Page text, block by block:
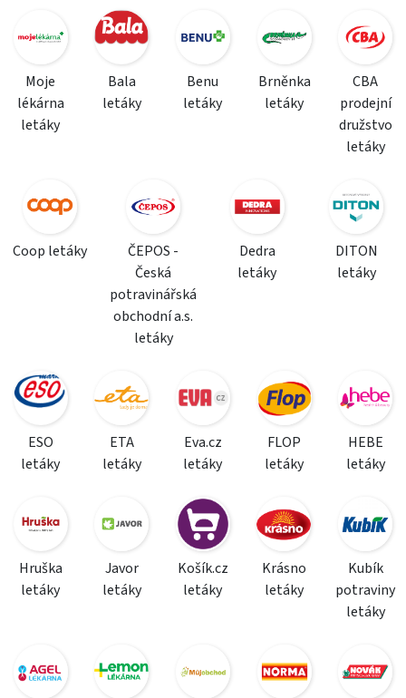
Moje
lékárna
letáky
Bala
letáky
Benu
letáky
Brněnka
letáky
CBA
prodejní
družstvo
letáky
Coop letáky
ČEPOS -
Česká
potravinářská
obchodní a.s.
letáky
Dedra
letáky
DITON
letáky
ESO
letáky
ETA
letáky
Eva.cz
letáky
FLOP
letáky
HEBE
letáky
Hruška
letáky
Javor
letáky
Košík.cz
letáky
Krásno
letáky
Kubík
potraviny
letáky